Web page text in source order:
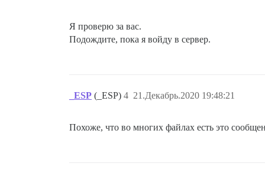
Я проверю за вас.
Подождите, пока я войду в сервер.
_ESP (_ESP) 21.Декабрь.2020 19:48:21
4
Похоже, что во многих файлах есть это